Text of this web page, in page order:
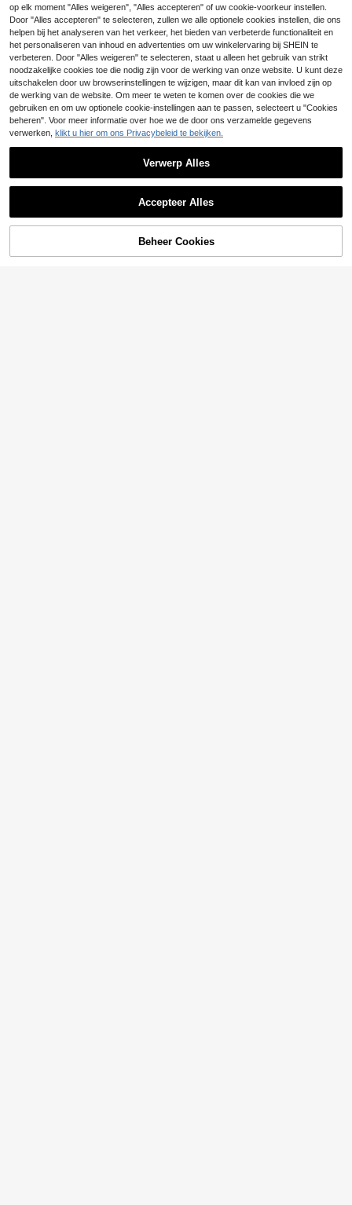
1 st. beschermhoes voor IQOS ILUM
A ONE/I One/New Iluma I One, ILUM
A/Iluma I, ILUMA PRIME/Iluma I Prim
e, volledige bescherming, anti-val,
modieus gepersonaliseerd graffiti-l
eren hoesje, anti-kras, anti-wrijvin
g, anti-druk, anti-schok, PU+PC ha
rde shell met splicing, nauwkeurige
gatpositie, leren hoesje in koppelstij
l, meerdere kleuren beschikbaar, ca
deau voor eigen gebruik, opbergdo
7.81€
RIME, modeaccessoire, meerkleurig
PU-leren oppervlak, 360 graden vo
lledige bescherming, schokabsorbe
rend en antislip, geschikt voor man
nen en vrouwen, vakantiecadeau
7.18€ -9% 7.94€
TOEVOEGEN AAN WINKELWAGEN
op elk moment "Alles weigeren", "Alles accepteren" of uw cookie-voorkeur instellen.
Door "Alles accepteren" te selecteren, zullen we alle optionele cookies instellen, die ons
helpen bij het analyseren van het verkeer, het bieden van verbeterde functionaliteit en
het personaliseren van inhoud en advertenties om uw winkelervaring bij SHEIN te
verbeteren. Door "Alles weigeren" te selecteren, staat u alleen het gebruik van strikt
noodzakelijke cookies toe die nodig zijn voor de werking van onze website. U kunt deze
uitschakelen door uw browserinstellingen te wijzigen, maar dit kan van invloed zijn op
de werking van de website. Om meer te weten te komen over de cookies die we
gebruiken en om uw optionele cookie-instellingen aan te passen, selecteert u "Cookies
beheren". Voor meer informatie over hoe we de door ons verzamelde gegevens
verwerken, klikt u hier om ons Privacybeleid te bekijken.
Verwerp Alles
Accepteer Alles
Beheer Cookies